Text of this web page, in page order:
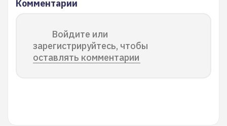
Комментарии
Войдите или
зарегистрируйтесь, чтобы
оставлять комментарии